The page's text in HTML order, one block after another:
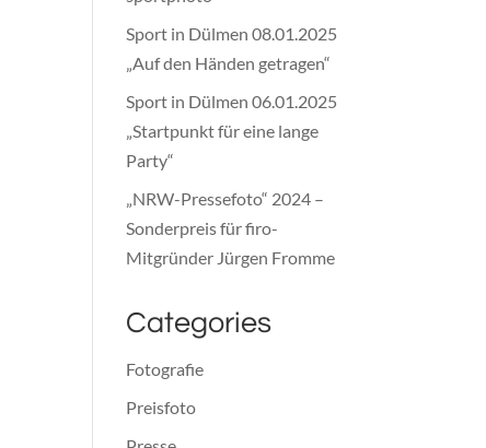
Sport in Dülmen 08.01.2025
„Auf den Händen getragen“
Sport in Dülmen 06.01.2025
„Startpunkt für eine lange
Party“
„NRW-Pressefoto“ 2024 –
Sonderpreis für firo-
Mitgründer Jürgen Fromme
Categories
Fotografie
Preisfoto